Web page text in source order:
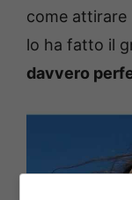
come attirare
lo ha fatto il
davvero